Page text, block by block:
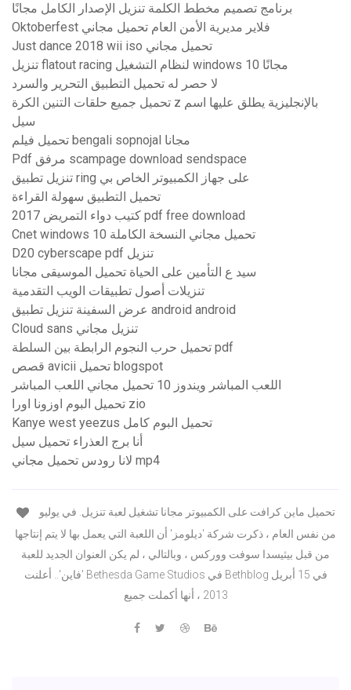
برنامج تصميم مخطط الكلمة تنزيل الإصدار الكامل مجانًا
Oktoberfest فلاير مديرية الأمن العام تحميل مجاني
Just dance 2018 wii iso تحميل مجاني
تنزيل flatout racing لنظام التشغيل windows 10 مجانًا
لا حصر له تحميل التطبيق التحرير والسرد
تحميل جميع حلقات التنين الكرة z بالإنجليزية يطلق عليها اسم
سيل
تحميل فيلم bengali sopnojal مجانا
Pdf مرفق scampage download sendspace
تنزيل تطبيق ring على جهاز الكمبيوتر الخاص بي
تحميل التطبيق سهولة القراءة
كتيب دواء التمريض 2017 pdf free download
Cnet windows 10 تحميل مجاني النسخة الكاملة
D20 cyberscape pdf تنزيل
سيد ع التأمين على الحياة تحميل الموسيقى مجانا
تنزيلات أصول تطبيقات الويب التقدمية
عرض السفينة تنزيل تطبيق android android
Cloud sans تنزيل مجاني
تحميل حرب النجوم الرابطة بين السلطة pdf
قصص avicii تحميل blogspot
اللعب المباشر ويندوز 10 تحميل مجاني اللعب المباشر
تحميل البوم اوزونا اورا zio
Kanye west yeezus تحميل البوم كامل
أنا برج العذراء تحميل سيل
لانا رودس تحميل مجاني mp4
من نفس العام ، ذكرت شركة 'ديلومز' أن اللعبة التي يعمل بها لا يتم إنتاجها
من قبل بيثيسدا سوفت ووركس ، وبالتالي ، لم يكن العنوان الجديد للعبة
'فاين'.. أعلنت Bethesda Game Studios في Bethblog في 15 أبريل
2013 ، أنها أكملت جميع